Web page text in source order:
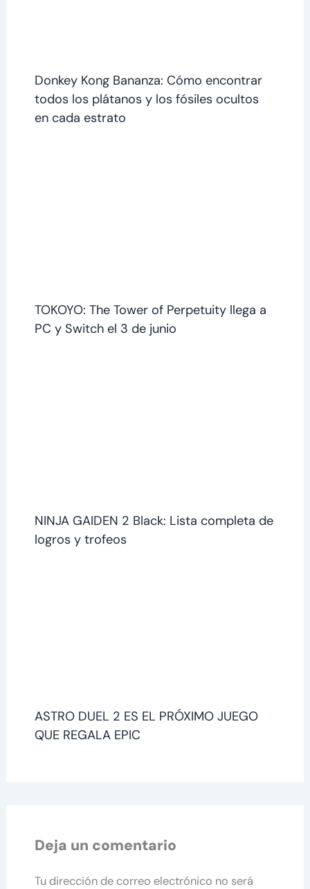
Donkey Kong Bananza: Cómo encontrar
todos los plátanos y los fósiles ocultos
en cada estrato
TOKOYO: The Tower of Perpetuity llega a
PC y Switch el 3 de junio
NINJA GAIDEN 2 Black: Lista completa de
logros y trofeos
ASTRO DUEL 2 ES EL PRÓXIMO JUEGO
QUE REGALA EPIC
Deja un comentario
Tu dirección de correo electrónico no será